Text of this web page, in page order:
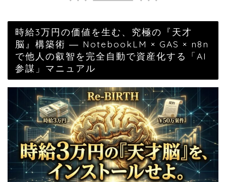
時給3万円の価値を生む、究極の『天才
脳』構築術 ― NotebookLM × GAS × n8n
で他人の叡智を完全自動で資産化する「AI
参謀」マニュアル